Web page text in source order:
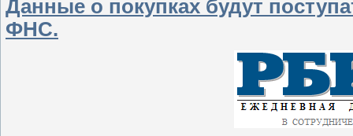
Данные о покупках будут
ФНС.